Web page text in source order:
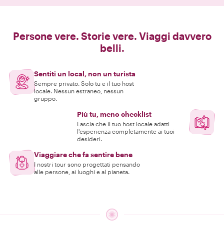
Persone vere. Storie vere. Viaggi davvero
belli.
Sentiti un local, non un turista
Sempre privato. Solo tu e il tuo host
locale. Nessun estraneo, nessun
gruppo.
Più tu, meno checklist
Lascia che il tuo host locale adatti
l'esperienza completamente ai tuoi
desideri.
Viaggiare che fa sentire bene
I nostri tour sono progettati pensando
alle persone, ai luoghi e al pianeta.